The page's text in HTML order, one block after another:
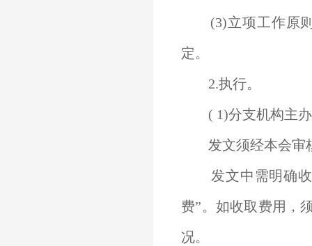
(3)立项工作原
定。
2.执行。
( 1)分支机构主
发文须经本会审
发文中需明确收
费”。如收取费用，
况。